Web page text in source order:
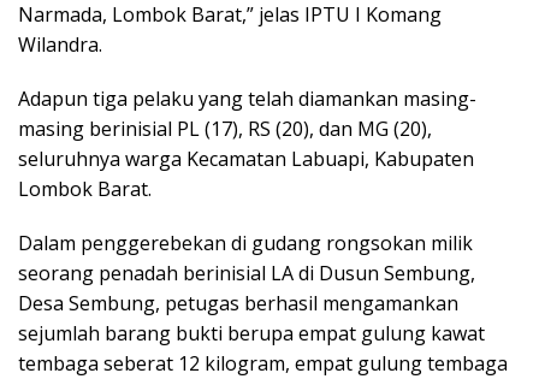
Narmada, Lombok Barat,” jelas IPTU I Komang
Wilandra.
Adapun tiga pelaku yang telah diamankan masing-
masing berinisial PL (17), RS (20), dan MG (20),
seluruhnya warga Kecamatan Labuapi, Kabupaten
Lombok Barat.
Dalam penggerebekan di gudang rongsokan milik
seorang penadah berinisial LA di Dusun Sembung,
Desa Sembung, petugas berhasil mengamankan
sejumlah barang bukti berupa empat gulung kawat
tembaga seberat 12 kilogram, empat gulung tembaga